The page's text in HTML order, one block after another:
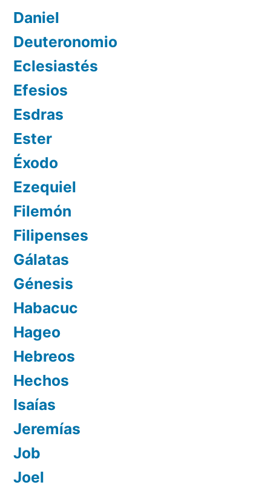
Daniel
Deuteronomio
Eclesiastés
Efesios
Esdras
Ester
Éxodo
Ezequiel
Filemón
Filipenses
Gálatas
Génesis
Habacuc
Hageo
Hebreos
Hechos
Isaías
Jeremías
Job
Joel